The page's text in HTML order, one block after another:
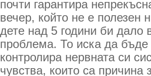
почти гарантира
вечер, който не е полезен
дете над 5 години би дало
проблема. То иска да
контролира нервната си
чувства, които са причина